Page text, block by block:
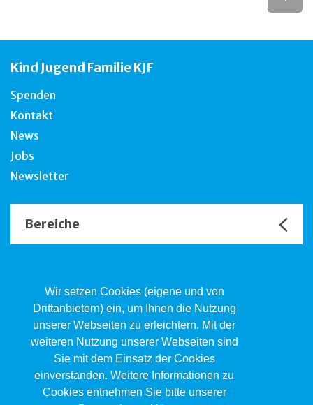
Wir setzen Cookies (eigene und von
Drittanbietern) ein, um Ihnen die Nutzung
unserer Webseiten zu erleichtern. Mit der
weiteren Nutzung unserer Webseiten sind
Sie mit dem Einsatz der Cookies
einverstanden. Weitere Informationen zu
Cookies entnehmen Sie bitte unserer
Kind Jugend Familie KJF
Spenden
Kontakt
News
Jobs
Newsletter
Bereiche
Kind.Jugend.Familie KJF
Poststrasse 2, Postfach, 4410 Liestal
061 551 17 77
kjf@jsw.swiss